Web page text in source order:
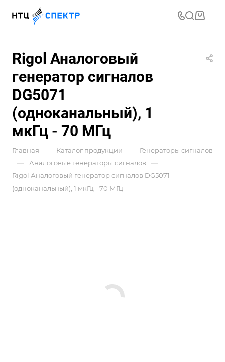
Rigol Аналоговый
генератор сигналов
DG5071
(одноканальный), 1
мкГц - 70 МГц
Главная — Каталог продукции — Генераторы сигналов
— Аналоговые генераторы сигналов —
Rigol Аналоговый генератор сигналов DG5071
(одноканальный), 1 мкГц - 70 МГц